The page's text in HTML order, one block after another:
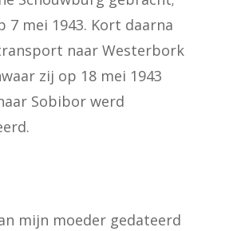
7 mei 1943. Kort daarna
naar Westerbork
zij op 18 mei 1943
Sobibor werd
mijn moeder gedateerd